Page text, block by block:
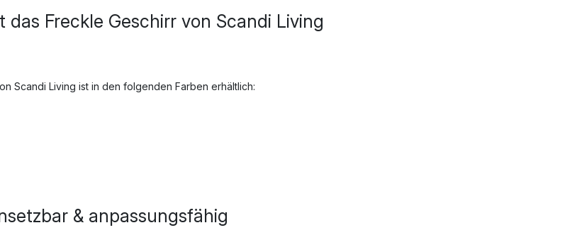
das Freckle Geschirr von Scandi Living
Scandi Living ist in den folgenden Farben erhältlich:
& anpassungsfähig